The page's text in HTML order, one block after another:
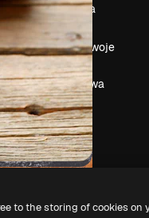
Wydarzenia
Slidesgo
Sprzedaj swoje
Sala prasowa
Szukasz
magnific.ai
to the storing of cookies on